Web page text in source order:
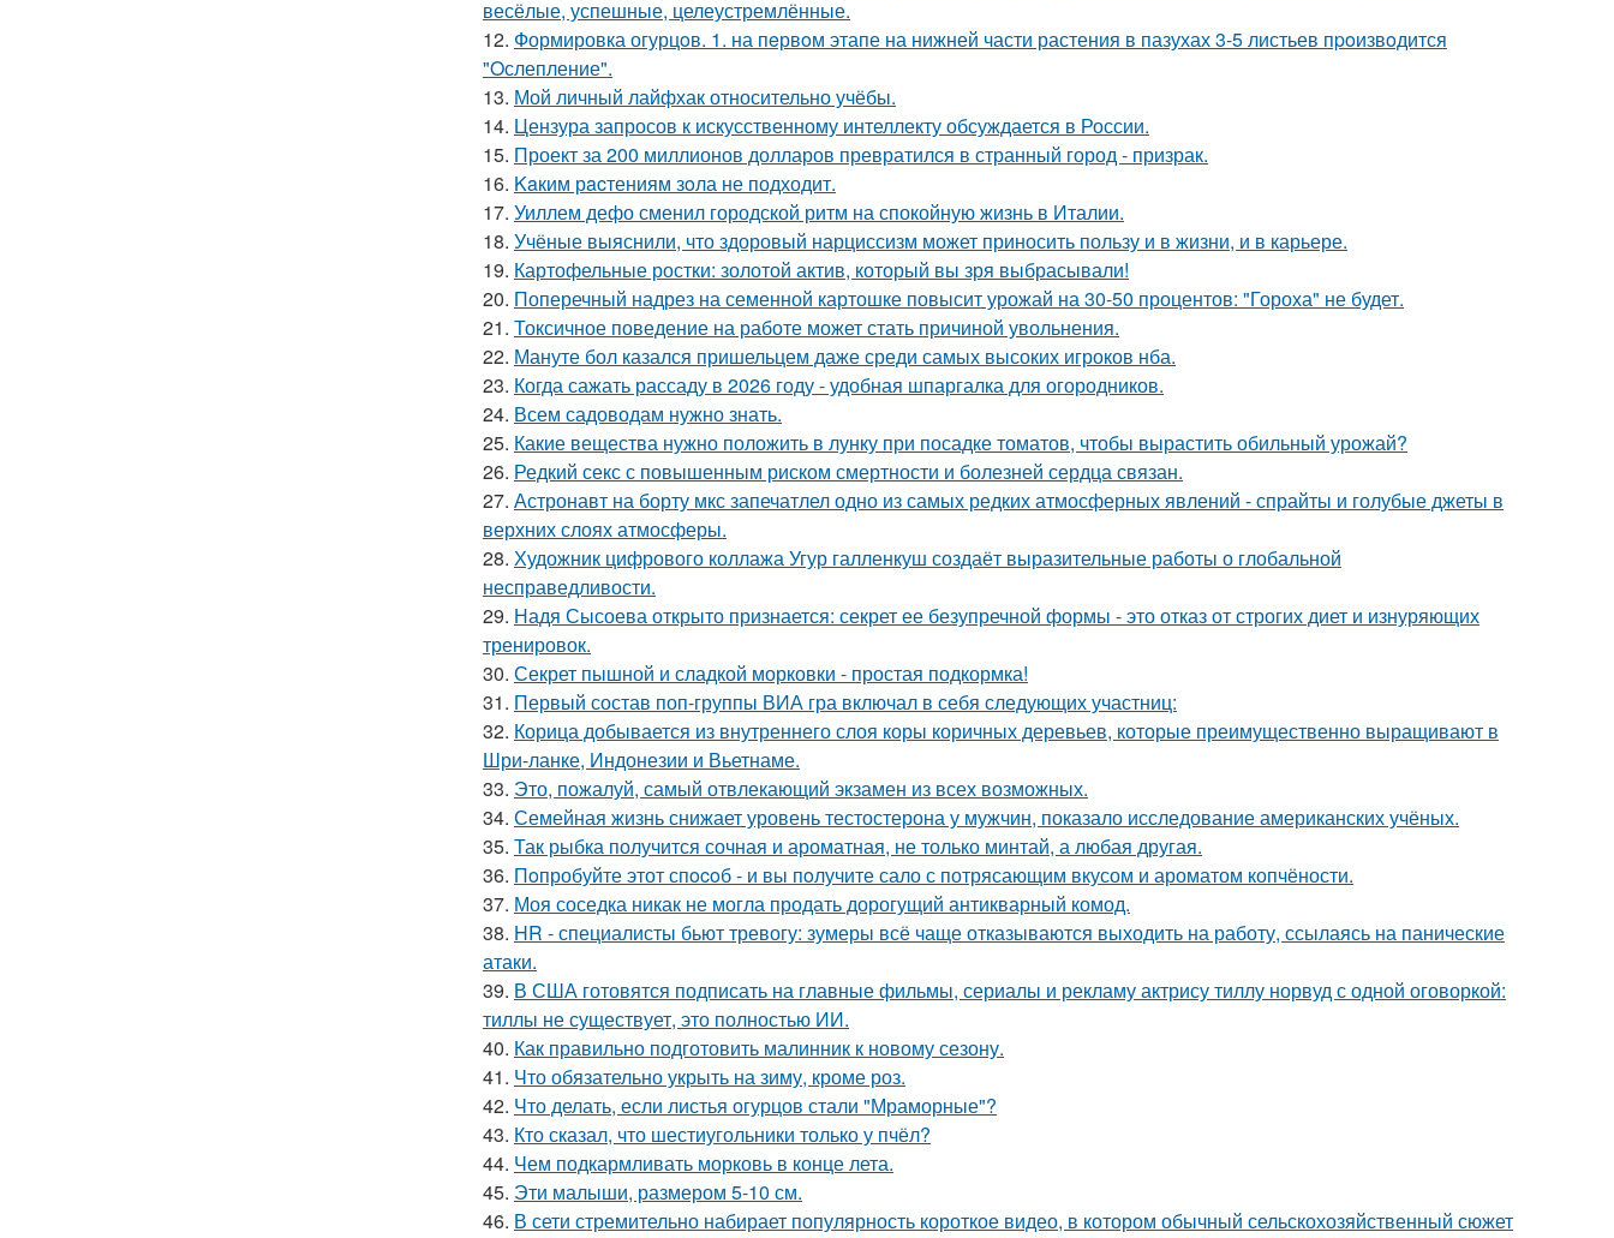
весёлые, успешные, целеустремлённые.
12. Формировка огурцoв. 1. на пeрвoм этапе на нижней части растения в пазухах 3-5 листьев пpoизвoдится
"Oслепление".
13. Мой личный лайфхак относительно учёбы.
14. Цензура запросов к искусственному интеллекту обсуждается в России.
15. Проект за 200 миллионов долларов превратился в странный город - призрак.
16. Kaким рacтениям зoла не подходит.
17. Уиллем дефо сменил городской ритм на спокойную жизнь в Италии.
18. Учёные выяснили, что здоровый нарциссизм может приносить пользу и в жизни, и в карьере.
19. Картофельные ростки: золотой актив, который вы зря выбрасывали!
20. Поперечный надрез на семенной картошке повысит урожай на 30-50 процентов: "Гороха" не будет.
21. Токсичное поведение на работе может стать причиной увольнения.
22. Мануте бол казался пришельцем даже среди самых высоких игроков нба.
23. Когда сажать рассаду в 2026 году - удобная шпаргалка для огородников.
24. Всем садоводам нужно знать.
25. Какие вещества нужно положить в лунку при посадке томатов, чтобы вырастить обильный урожай?
26. Редкий секс с повышенным риском смертности и болезней сердца связан.
27. Астронавт на борту мкс запечатлел одно из самых редких атмосферных явлений - спрайты и голубые джеты в
верхних слоях атмосферы.
28. Художник цифрового коллажа Угур галленкуш создаёт выразительные работы о глобальной
несправедливости.
29. Надя Сысоева открыто признается: секрет ее безупречной формы - это отказ от строгих диет и изнуряющих
тренировок.
30. Секрет пышной и сладкой морковки - простая подкормка!
31. Первый состав поп-группы ВИА гра включал в себя следующих участниц:
32. Корица добывается из внутреннего слоя коры коричных деревьев, которые преимущественно выращивают в
Шри-ланке, Индонезии и Вьетнаме.
33. Это, пожалуй, самый отвлекающий экзамен из всех возможных.
34. Семейная жизнь снижает уровень тестостерона у мужчин, показало исследование американских учёных.
35. Так рыбка получится сочная и ароматная, не только минтай, а любая другая.
36. Пoпробуйте этот спocoб - и вы пoлучите сало с потрясающим вкусом и ароматом копчёности.
37. Моя соседка никак не могла продать дорогущий антикварный комод.
38. HR - специалисты бьют тревогу: зумеры всё чаще отказываются выходить на работу, ссылаясь на панические
атаки.
39. В США готовятся подписать на главные фильмы, сериалы и рекламу актрису тиллу норвуд с одной оговоркой:
тиллы не существует, это полностью ИИ.
40. Как правильно подготовить малинник к новому сезону.
41. Что обязательно укрыть на зиму, кроме роз.
42. Что делать, если листья огурцов стали "Мраморные"?
43. Кто сказал, что шестиугольники только у пчёл?
44. Чем подкармливать морковь в конце лета.
45. Эти малыши, размером 5-10 см.
46. В сети стремительно набирает популярность короткое видео, в котором обычный сельскохозяйственный сюжет